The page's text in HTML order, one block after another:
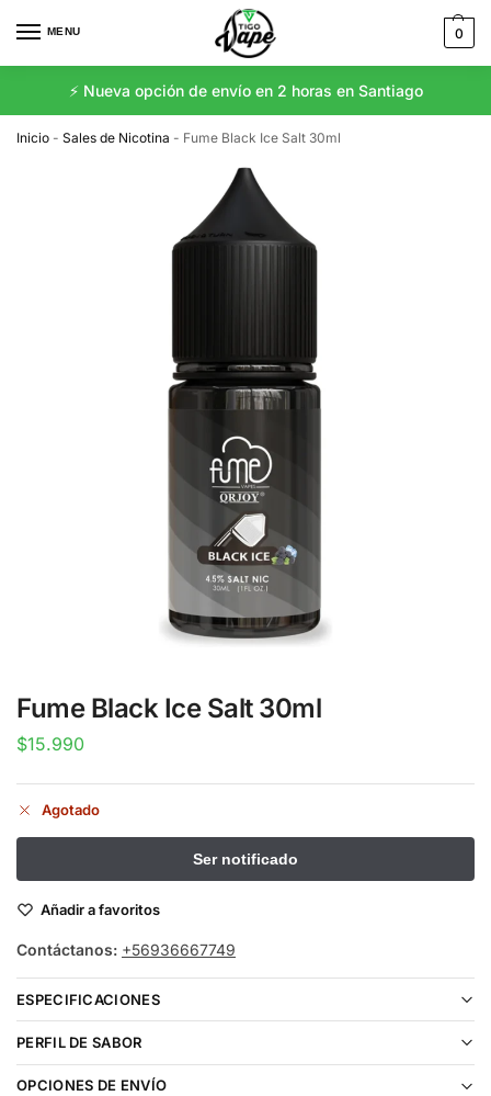
MENU 0
⚡️ Nueva opción de envío en 2 horas en Santiago
Inicio - Sales de Nicotina - Fume Black Ice Salt 30ml
Fume Black Ice Salt 30ml
$15.990
Agotado
Añadir a favoritos
Contáctanos: +56936667749
ESPECIFICACIONES
PERFIL DE SABOR
OPCIONES DE ENVÍO